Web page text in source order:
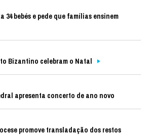
34 bebés e pede que famílias ensinem
Bizantino celebram o Natal
apresenta concerto de ano novo
promove transladação dos restos